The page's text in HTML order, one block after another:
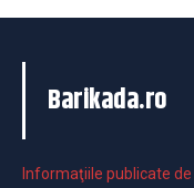
Barikada.ro
Informaţiile publicate